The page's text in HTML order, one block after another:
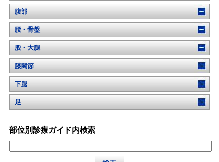
腹部
腰・骨盤
股・大腿
膝関節
下腿
足
部位別診療ガイド内検索